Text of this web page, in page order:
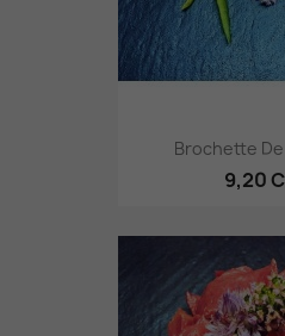
Brochette De
9,20